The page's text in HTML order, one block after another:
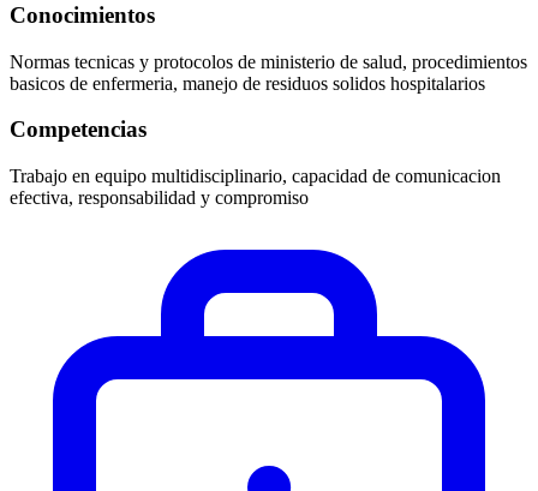
Conocimientos
Normas tecnicas y protocolos de ministerio de salud, procedimientos
basicos de enfermeria, manejo de residuos solidos hospitalarios
Competencias
Trabajo en equipo multidisciplinario, capacidad de comunicacion
efectiva, responsabilidad y compromiso